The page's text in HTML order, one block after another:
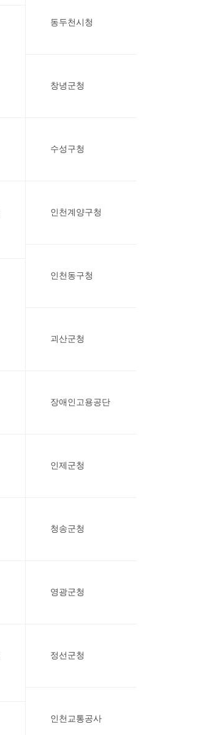
동두천시청
창녕군청
수성구청
인천계양구청
인천동구청
괴산군청
장애인고용공단
인제군청
청송군청
영광군청
정선군청
인천교통공사